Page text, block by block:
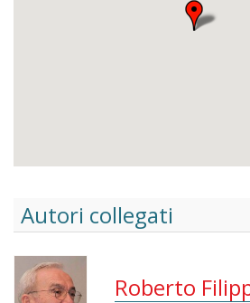
Autori collegati
Roberto